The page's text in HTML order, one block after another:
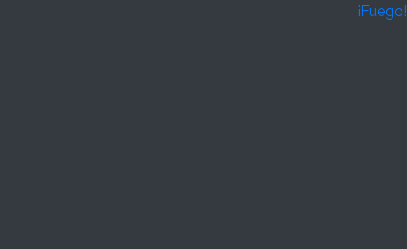
¡Fuego!